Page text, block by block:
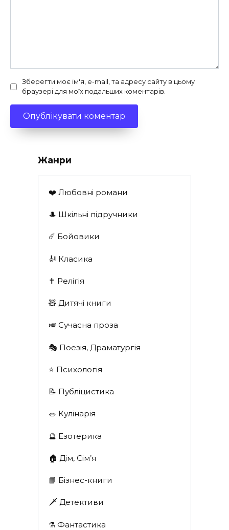
Зберегти моє ім'я, e-mail, та адресу сайту в цьому
браузері для моїх подальших коментарів.
Жанри
❤️ Любовні романи
🎩 Шкільні підручники
☄️ Бойовики
🎻 Класика
✝️ Релігія
🧸 Дитячі книги
🎺 Сучасна проза
🎭 Поезія, Драматургія
⭐️ Психологія
📝 Публіцистика
🥗 Кулінарія
🔮 Езотерика
🏠 Дім, Сім’я
📙 Бізнес-книги
🗡 Детективи
⚗️ Фантастика